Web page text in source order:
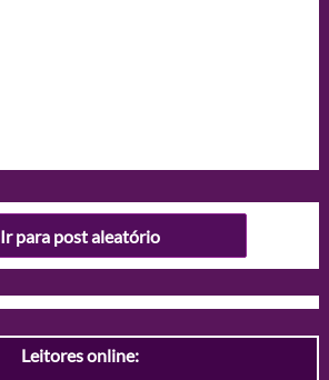
Ir para post aleatório
Leitores online: